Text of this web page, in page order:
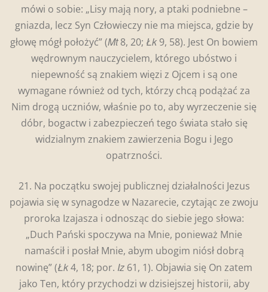
mówi o sobie: „Lisy mają nory, a ptaki podniebne –
gniazda, lecz Syn Człowieczy nie ma miejsca, gdzie by
głowę mógł położyć” (Mt8, 20; Łk 9, 58). Jest On bowiem
wędrownym nauczycielem, którego ubóstwo i
niepewność są znakiem więzi z Ojcem i są one
wymagane również od tych, którzy chcą podążać za
Nim drogą uczniów, właśnie po to, aby wyrzeczenie się
dóbr, bogactw i zabezpieczeń tego świata stało się
widzialnym znakiem zawierzenia Bogu i Jego
opatrzności.
21. Na początku swojej publicznej działalności Jezus
pojawia się w synagodze w Nazarecie, czytając ze zwoju
proroka Izajasza i odnosząc do siebie jego słowa:
„Duch Pański spoczywa na Mnie, ponieważ Mnie
namaścił i posłał Mnie, abym ubogim niósł dobrą
nowinę” (Łk4, 18; por. Iz 61, 1). Objawia się On zatem
jako Ten, który przychodzi w dzisiejszej historii, aby